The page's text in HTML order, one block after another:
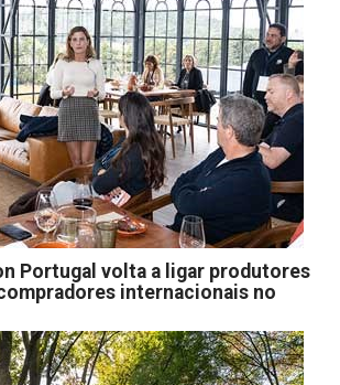
Portugal volta a ligar produtores
internacionais no